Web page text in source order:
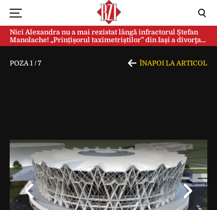
Nici Alexandra nu a mai rezistat lângă infractorul Ștefan
Manolache! „Prințișorul taximetriștilor” din Iași a divorţat
după doi ani de căsnicie
POZA 1 /7 ÎNAPOI LA ARTICOL